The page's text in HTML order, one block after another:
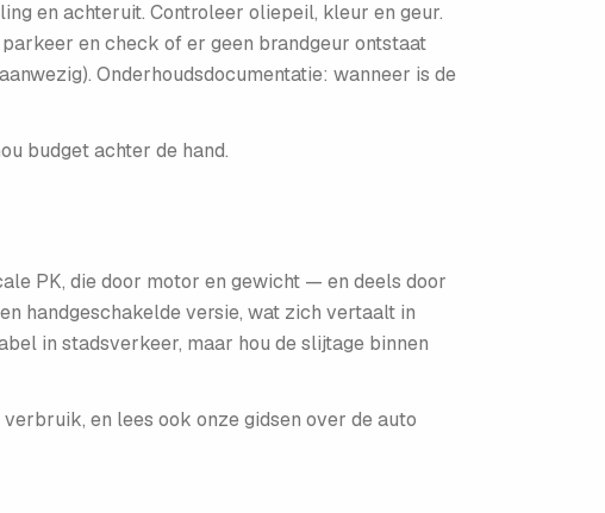
en achteruit. Controleer oliepeil, kleur en geur.
en check of er geen brandgeur ontstaat
Onderhoudsdocumentatie: wanneer is de
budget achter de hand.
PK, die door motor en gewicht — en deels door
handgeschakelde versie, wat zich vertaalt in
in stadsverkeer, maar hou de slijtage binnen
en lees ook onze gidsen over de auto